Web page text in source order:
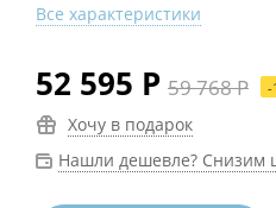
Все характеристики
52 595 Р 59 768Р -
Хочу в подарок
Нашли дешевле? Снизим